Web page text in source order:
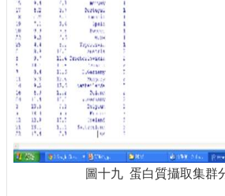
圖十九 蛋白質攝取集群